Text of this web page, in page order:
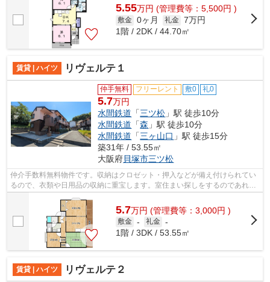
5.55万円 (管理費等：5,500円 )
敷金 0ヶ月 礼金 7万円
1階 / 2DK / 44.70㎡
賃貸 | ハイツ リヴェルテ１
仲手無料 フリーレント 敷0 礼0
5.7万円
水間鉄道 「三ツ松 」駅 徒歩10分
水間鉄道 「森 」駅 徒歩10分
水間鉄道 「三ヶ山口 」駅 徒歩15分
築31年 / 53.55㎡
大阪府貝塚市三ツ松
仲介手数料無料物件です。収納はクロゼット・押入などが備え付けられてい
るので、衣類や日用品の収納に重宝します。室住まい探しをするのであれ
ば、当社をご活用ください。
5.7万円 (管理費等：3,000円 )
敷金 - 礼金 -
1階 / 3DK / 53.55㎡
賃貸 | ハイツ リヴェルテ２